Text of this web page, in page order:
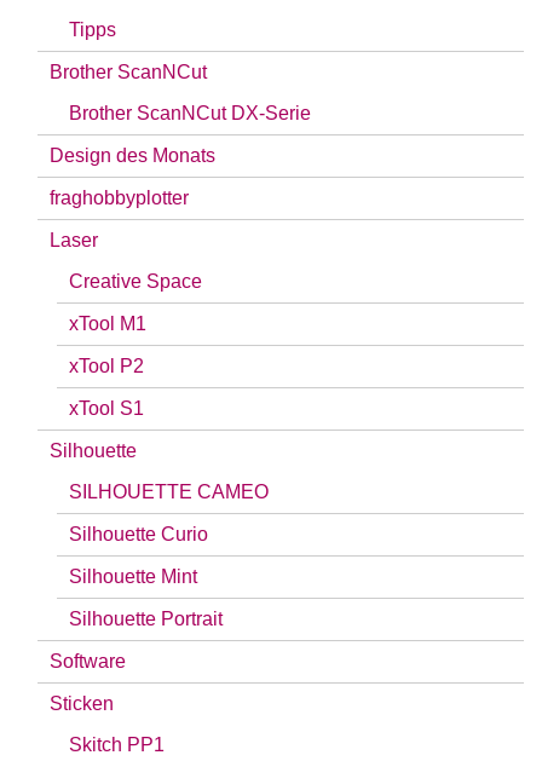
Tipps
Brother ScanNCut
Brother ScanNCut DX-Serie
Design des Monats
fraghobbyplotter
Laser
Creative Space
xTool M1
xTool P2
xTool S1
Silhouette
SILHOUETTE CAMEO
Silhouette Curio
Silhouette Mint
Silhouette Portrait
Software
Sticken
Skitch PP1